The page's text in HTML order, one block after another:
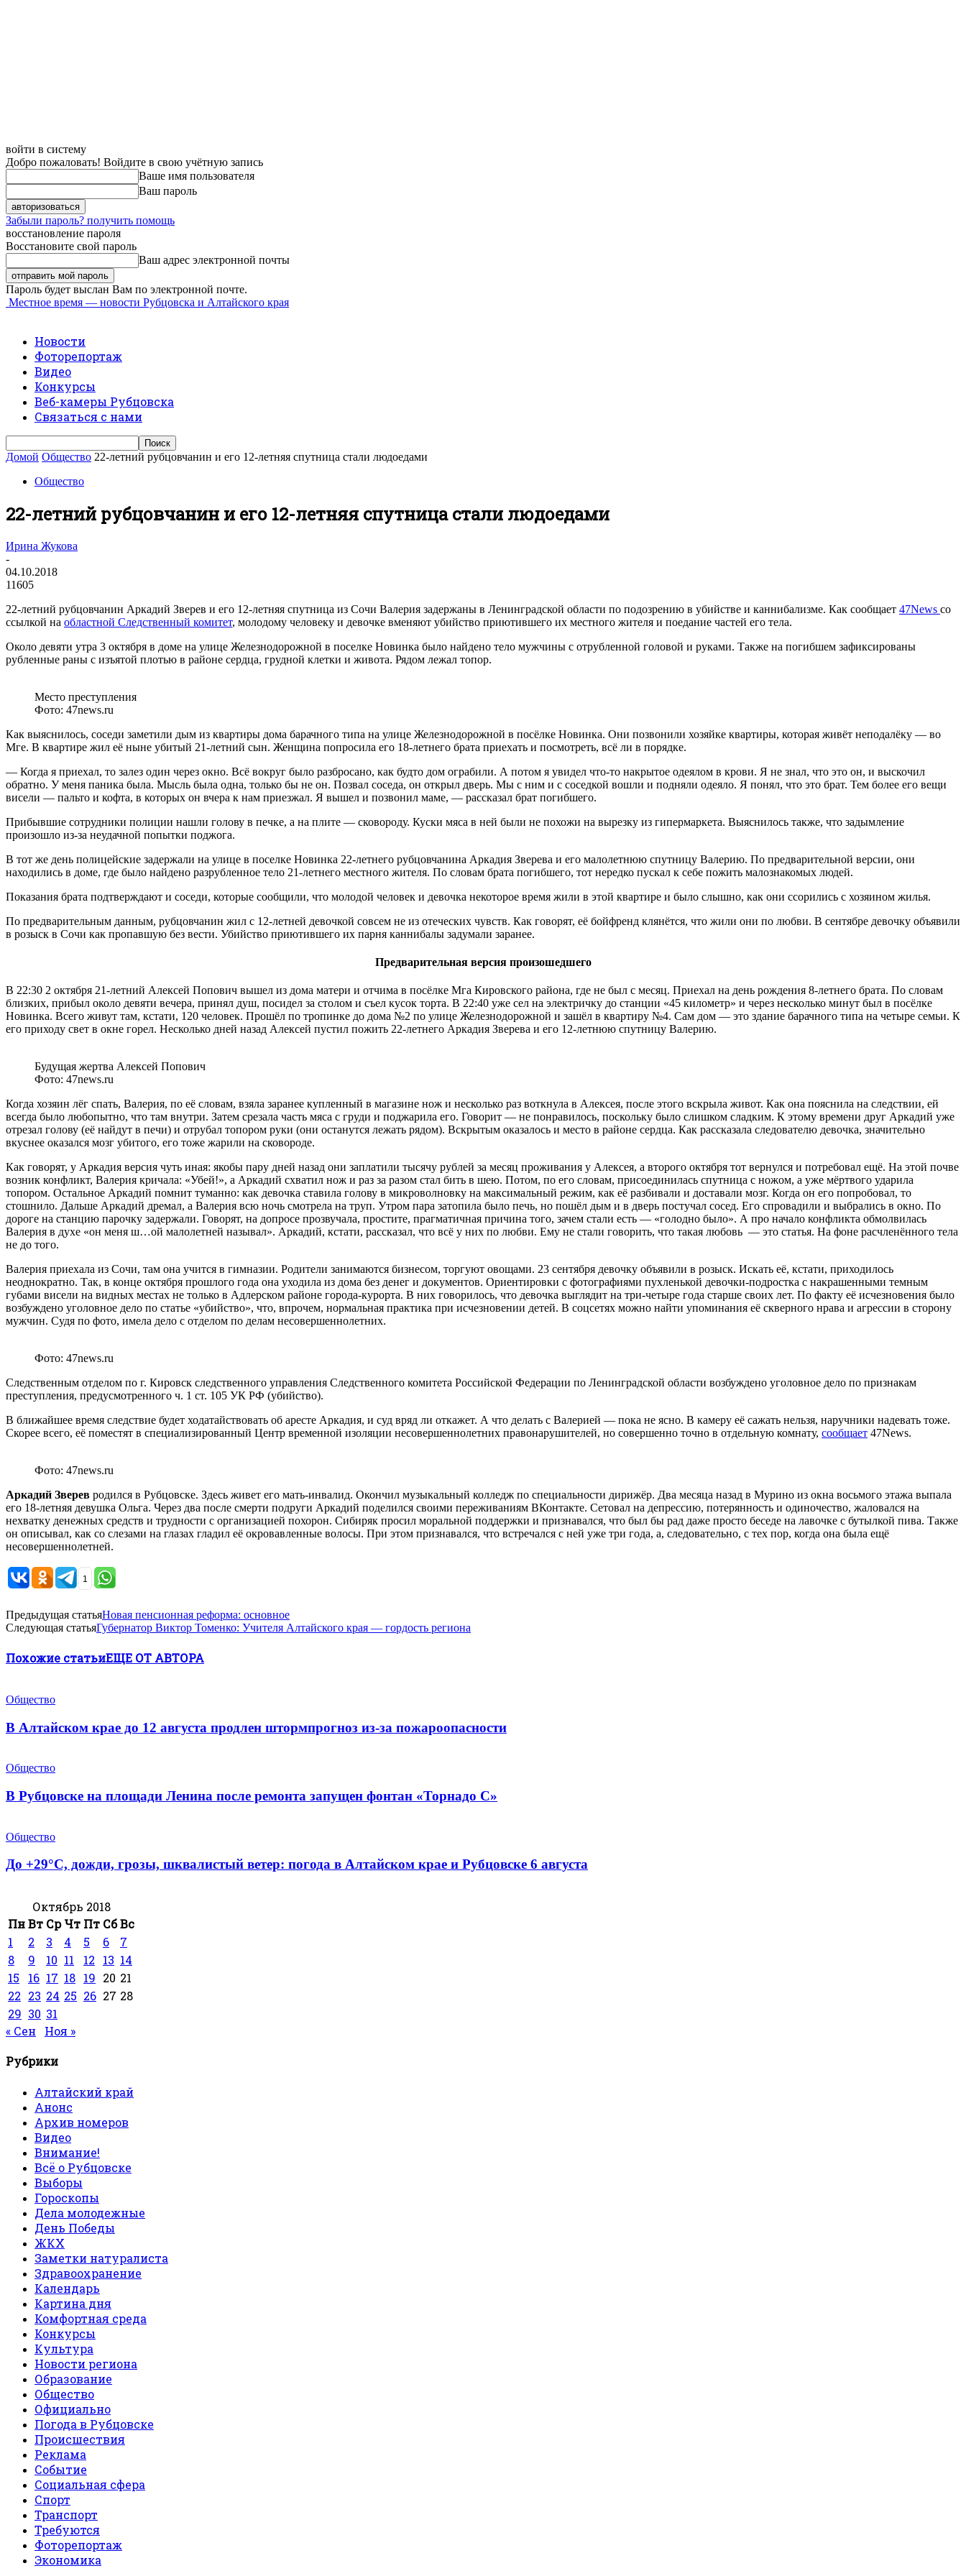
войти в систему
Добро пожаловать! Войдите в свою учётную запись
Ваше имя пользователя
Ваш пароль
Забыли пароль? получить помощь
восстановление пароля
Восстановите свой пароль
Ваш адрес электронной почты
Пароль будет выслан Вам по электронной почте.
Местное время — новости Рубцовска и Алтайского края
Новости
Фоторепортаж
Видео
Конкурсы
Веб-камеры Рубцовска
Связаться с нами
Домой Общество 22-летний рубцовчанин и его 12-летняя спутница стали людоедами
Общество
22-летний рубцовчанин и его 12-летняя спутница стали людоедами
Ирина Жукова
-
04.10.2018
11605
22-летний рубцовчанин Аркадий Зверев и его 12-летняя спутница из Сочи Валерия задержаны в Ленинградской области по подозрению в убийстве и каннибализме. Как сообщает 47News со
ссылкой на областной Следственный комитет, молодому человеку и девочке вменяют убийство приютившего их местного жителя и поедание частей его тела.
Около девяти утра 3 октября в доме на улице Железнодорожной в поселке Новинка было найдено тело мужчины с отрубленной головой и руками. Также на погибшем зафиксированы
рубленные раны с изъятой плотью в районе сердца, грудной клетки и живота. Рядом лежал топор.
Место преступления
Фото: 47news.ru
Как выяснилось, соседи заметили дым из квартиры дома барачного типа на улице Железнодорожной в посёлке Новинка. Они позвонили хозяйке квартиры, которая живёт неподалёку — во
Мге. В квартире жил её ныне убитый 21-летний сын. Женщина попросила его 18-летнего брата приехать и посмотреть, всё ли в порядке.
— Когда я приехал, то залез один через окно. Всё вокруг было разбросано, как будто дом ограбили. А потом я увидел что-то накрытое одеялом в крови. Я не знал, что это он, и выскочил
обратно. У меня паника была. Мысль была одна, только бы не он. Позвал соседа, он открыл дверь. Мы с ним и с соседкой вошли и подняли одеяло. Я понял, что это брат. Тем более его вещи
висели — пальто и кофта, в которых он вчера к нам приезжал. Я вышел и позвонил маме, — рассказал брат погибшего.
Прибывшие сотрудники полиции нашли голову в печке, а на плите — сковороду. Куски мяса в ней были не похожи на вырезку из гипермаркета. Выяснилось также, что задымление
произошло из-за неудачной попытки поджога.
В тот же день полицейские задержали на улице в поселке Новинка 22-летнего рубцовчанина Аркадия Зверева и его малолетнюю спутницу Валерию. По предварительной версии, они
находились в доме, где было найдено разрубленное тело 21-летнего местного жителя. По словам брата погибшего, тот нередко пускал к себе пожить малознакомых людей.
Показания брата подтверждают и соседи, которые сообщили, что молодой человек и девочка некоторое время жили в этой квартире и было слышно, как они ссорились с хозяином жилья.
По предварительным данным, рубцовчанин жил с 12-летней девочкой совсем не из отеческих чувств. Как говорят, её бойфренд клянётся, что жили они по любви. В сентябре девочку объявили
в розыск в Сочи как пропавшую без вести. Убийство приютившего их парня каннибалы задумали заранее.
Предварительная версия произошедшего
В 22:30 2 октября 21-летний Алексей Попович вышел из дома матери и отчима в посёлке Мга Кировского района, где не был с месяц. Приехал на день рождения 8-летнего брата. По словам
близких, прибыл около девяти вечера, принял душ, посидел за столом и съел кусок торта. В 22:40 уже сел на электричку до станции «45 километр» и через несколько минут был в посёлке
Новинка. Всего живут там, кстати, 120 человек. Прошёл по тропинке до дома №2 по улице Железнодорожной и зашёл в квартиру №4. Сам дом — это здание барачного типа на четыре семьи. К
его приходу свет в окне горел. Несколько дней назад Алексей пустил пожить 22-летнего Аркадия Зверева и его 12-летнюю спутницу Валерию.
Будущая жертва Алексей Попович
Фото: 47news.ru
Когда хозяин лёг спать, Валерия, по её словам, взяла заранее купленный в магазине нож и несколько раз воткнула в Алексея, после этого вскрыла живот. Как она пояснила на следствии, ей
всегда было любопытно, что там внутри. Затем срезала часть мяса с груди и поджарила его. Говорит — не понравилось, поскольку было слишком сладким. К этому времени друг Аркадий уже
отрезал голову (её найдут в печи) и отрубал топором руки (они останутся лежать рядом). Вскрытым оказалось и место в районе сердца. Как рассказала следователю девочка, значительно
вкуснее оказался мозг убитого, его тоже жарили на сковороде.
Как говорят, у Аркадия версия чуть иная: якобы пару дней назад они заплатили тысячу рублей за месяц проживания у Алексея, а второго октября тот вернулся и потребовал ещё. На этой почве
возник конфликт, Валерия кричала: «Убей!», а Аркадий схватил нож и раз за разом стал бить в шею. Потом, по его словам, присоединилась спутница с ножом, а уже мёртвого ударила
топором. Остальное Аркадий помнит туманно: как девочка ставила голову в микроволновку на максимальный режим, как её разбивали и доставали мозг. Когда он его попробовал, то
стошнило. Дальше Аркадий дремал, а Валерия всю ночь смотрела на труп. Утром пара затопила было печь, но пошёл дым и в дверь постучал сосед. Его спровадили и выбрались в окно. По
дороге на станцию парочку задержали. Говорят, на допросе прозвучала, простите, прагматичная причина того, зачем стали есть — «голодно было». А про начало конфликта обмолвилась
Валерия в духе «он меня ш…ой малолетней называл». Аркадий, кстати, рассказал, что всё у них по любви. Ему не стали говорить, что такая любовь — это статья. На фоне расчленённого тела
не до того.
Валерия приехала из Сочи, там она учится в гимназии. Родители занимаются бизнесом, торгуют овощами. 23 сентября девочку объявили в розыск. Искать её, кстати, приходилось
неоднократно. Так, в конце октября прошлого года она уходила из дома без денег и документов. Ориентировки с фотографиями пухленькой девочки-подростка с накрашенными темным
губами висели на видных местах не только в Адлерском районе города-курорта. В них говорилось, что девочка выглядит на три-четыре года старше своих лет. По факту её исчезновения было
возбуждено уголовное дело по статье «убийство», что, впрочем, нормальная практика при исчезновении детей. В соцсетях можно найти упоминания её скверного нрава и агрессии в сторону
мужчин. Судя по фото, имела дело с отделом по делам несовершеннолетних.
Фото: 47news.ru
Следственным отделом по г. Кировск следственного управления Следственного комитета Российской Федерации по Ленинградской области возбуждено уголовное дело по признакам
преступления, предусмотренного ч. 1 ст. 105 УК РФ (убийство).
В ближайшее время следствие будет ходатайствовать об аресте Аркадия, и суд вряд ли откажет. А что делать с Валерией — пока не ясно. В камеру её сажать нельзя, наручники надевать тоже.
Скорее всего, её поместят в специализированный Центр временной изоляции несовершеннолетних правонарушителей, но совершенно точно в отдельную комнату, сообщает 47News.
Фото: 47news.ru
Аркадий Зверев родился в Рубцовске. Здесь живет его мать-инвалид. Окончил музыкальный колледж по специальности дирижёр. Два месяца назад в Мурино из окна восьмого этажа выпала
его 18-летняя девушка Ольга. Через два после смерти подруги Аркадий поделился своими переживаниям ВКонтакте. Сетовал на депрессию, потерянность и одиночество, жаловался на
нехватку денежных средств и трудности с организацией похорон. Сибиряк просил моральной поддержки и признавался, что был бы рад даже просто беседе на лавочке с бутылкой пива. Также
он описывал, как со слезами на глазах гладил её окровавленные волосы. При этом признавался, что встречался с ней уже три года, а, следовательно, с тех пор, когда она была ещё
несовершеннолетней.
1
Предыдущая статьяНовая пенсионная реформа: основное
Следующая статьяГубернатор Виктор Томенко: Учителя Алтайского края — гордость региона
Похожие статьиЕЩЕ ОТ АВТОРА
Общество
В Алтайском крае до 12 августа продлен штормпрогноз из-за пожароопасности
Общество
В Рубцовске на площади Ленина после ремонта запущен фонтан «Торнадо С»
Общество
До +29°С, дожди, грозы, шквалистый ветер: погода в Алтайском крае и Рубцовске 6 августа
Октябрь 2018
ПнВт Ср Чт Пт СбВс
1
2 3 4 5 6
7
8
9 10 11 12 13 14
15
16 17 18 19 20 21
22 23 24 25 26 27 28
29 30 31
« Сен
Ноя »
Рубрики
Алтайский край
Анонс
Архив номеров
Видео
Внимание!
Всё о Рубцовске
Выборы
Гороскопы
Дела молодежные
День Победы
ЖКХ
Заметки натуралиста
Здравоохранение
Календарь
Картина дня
Комфортная среда
Конкурсы
Культура
Новости региона
Образование
Общество
Официально
Погода в Рубцовске
Происшествия
Реклама
Событие
Социальная сфера
Спорт
Транспорт
Требуются
Фоторепортаж
Экономика